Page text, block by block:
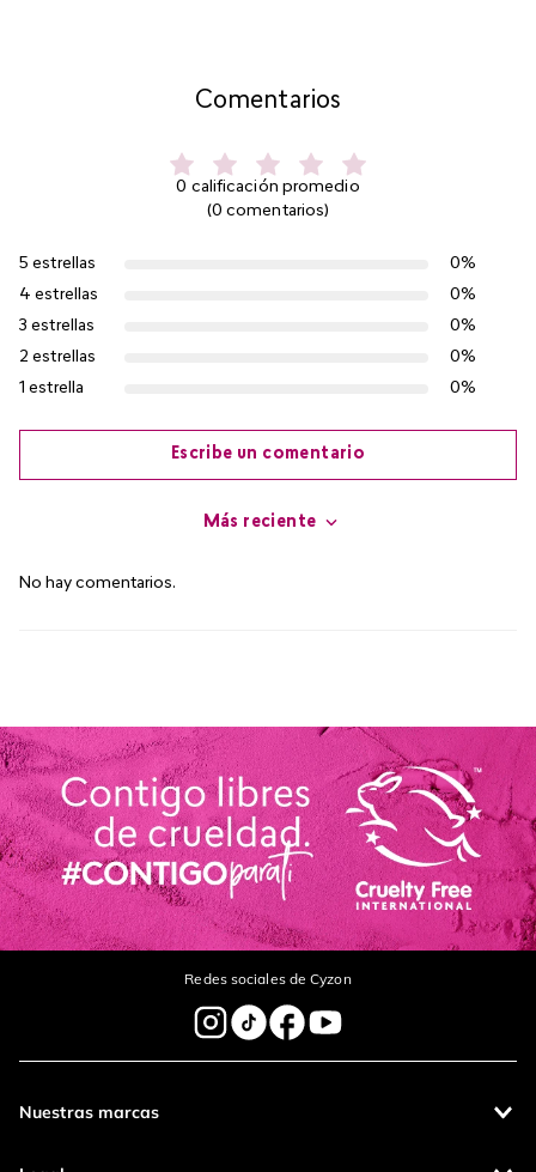
Comentarios
0 calificación promedio
(0 comentarios)
5 estrellas
0%
4 estrellas
0%
3 estrellas
0%
2 estrellas
0%
1 estrella
0%
Escribe un comentario
Título
Tu nombre
Dirección de email
Escribe un comentario
Más reciente
No hay comentarios.
Redes sociales de Cyzon
Nuestras marcas